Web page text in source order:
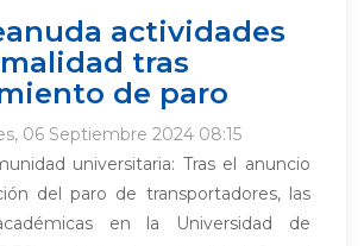
actividades
tras
de paro
06 Septiembre 2024 08:15
universitaria: Tras el anuncio
del paro de transportadores, las
en la Universidad de